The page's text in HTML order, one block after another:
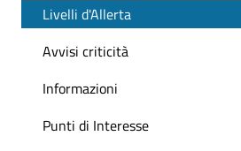
Livelli d'Allerta
Avvisi criticità
Informazioni
Punti di Interesse